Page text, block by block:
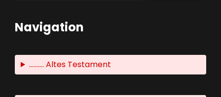
Navigation
.......... Altes Testament